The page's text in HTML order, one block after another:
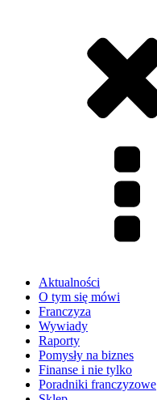
Aktualności
O tym się mówi
Franczyza
Wywiady
Raporty
Pomysły na biznes
Finanse i nie tylko
Poradniki franczyzowe